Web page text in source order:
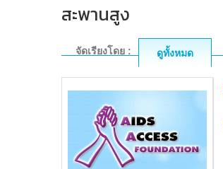
สะพานสูง
จัดเรียงโดย : ดูทั้งหมด